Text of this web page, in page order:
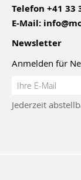
Telefon +41 33
E-Mail:
Newsletter
Anmelden für
Anmeldung
Newsletter:
Jederzeit